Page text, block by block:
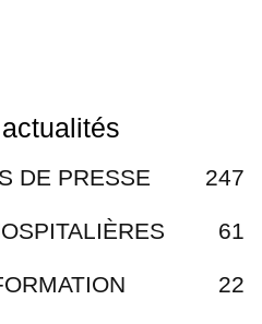
DE PRESSE 247
61
22